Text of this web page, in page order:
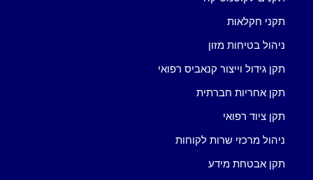
תקני חקלאות
ניהול בטיחות מזון
תקן גידול וייצור קנאביס רפואי
תקן אחריות חברתית
תקן ציוד רפואי
ניהול מרכזי שרות לקוחות
תקן אבטחת מידע